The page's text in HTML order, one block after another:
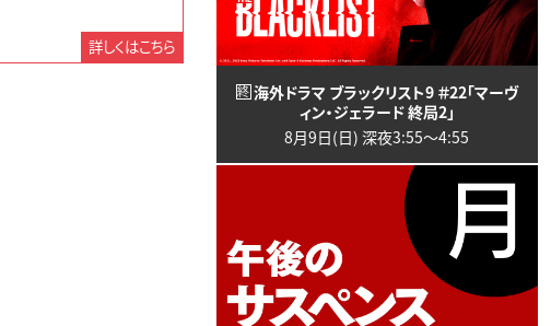
詳しくはこちら
終 海外ドラマ ブラックリスト9 ＃22「マーヴ
ィン・ジェラード 終局2」
8月9日(日) 深夜3:55〜4:55